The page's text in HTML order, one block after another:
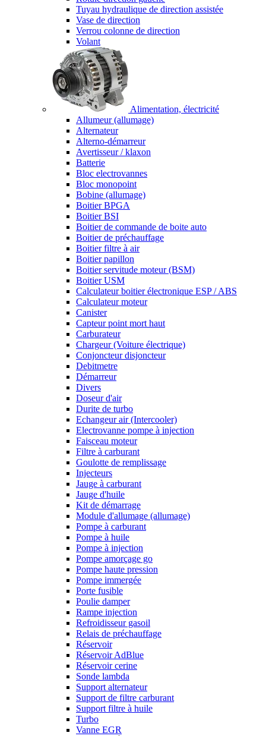
Tuyau hydraulique de direction assistée
Vase de direction
Verrou colonne de direction
Volant
Alimentation, électricité
Allumeur (allumage)
Alternateur
Alterno-démarreur
Avertisseur / klaxon
Batterie
Bloc electrovannes
Bloc monopoint
Bobine (allumage)
Boitier BPGA
Boitier BSI
Boitier de commande de boite auto
Boitier de préchauffage
Boitier filtre à air
Boitier papillon
Boitier servitude moteur (BSM)
Boitier USM
Calculateur boitier électronique ESP / ABS
Calculateur moteur
Canister
Capteur point mort haut
Carburateur
Chargeur (Voiture électrique)
Conjoncteur disjoncteur
Debitmetre
Démarreur
Divers
Doseur d'air
Durite de turbo
Echangeur air (Intercooler)
Electrovanne pompe à injection
Faisceau moteur
Filtre à carburant
Goulotte de remplissage
Injecteurs
Jauge à carburant
Jauge d'huile
Kit de démarrage
Module d'allumage (allumage)
Pompe à carburant
Pompe à huile
Pompe à injection
Pompe amorçage go
Pompe haute pression
Pompe immergée
Porte fusible
Poulie damper
Rampe injection
Refroidisseur gasoil
Relais de préchauffage
Réservoir
Réservoir AdBlue
Réservoir cerine
Sonde lambda
Support alternateur
Support de filtre carburant
Support filtre à huile
Turbo
Vanne EGR